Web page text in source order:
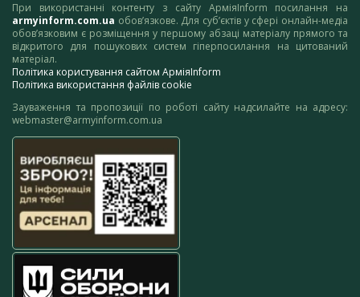
При використанні контенту з сайту АрміяInform посилання на
armyinform.com.ua обов’язкове. Для суб’єктів у сфері онлайн-медіа
обов’язковим є розміщення у першому абзаці матеріалу прямого та
відкритого для пошукових систем гіперпосилання на цитований
матеріал.
Політика користування сайтом АрміяInform
Політика використання файлів cookie
Зауваження та пропозиції по роботі сайту надсилайте на адресу:
webmaster@armyinform.com.ua